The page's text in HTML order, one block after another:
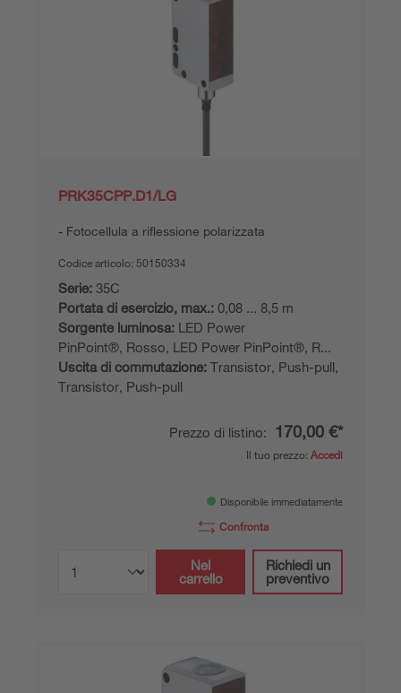
PRK35CPP.D1/LG
Fotocellula a riflessione polarizzata
Codice articolo: 50150334
Serie: 35C
Portata di esercizio, max.: 0,08 ... 8,5 m
Sorgente luminosa: LED Power
PinPoint®, Rosso, LED Power PinPoint®, R...
Uscita di commutazione: Transistor, Push-pull,
Transistor, Push-pull
Prezzo di listino: 170,00 €*
Il tuo prezzo: Accedi
Disponibile immediatamente
Confronta
Nel
carrello
Richiedi un
preventivo